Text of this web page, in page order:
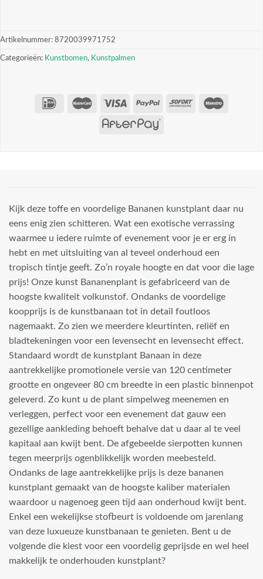
Artikelnummer: 8720039971752
Categorieën: Kunstbomen, Kunstpalmen
Kijk deze toffe en voordelige Bananen kunstplant daar nu
eens enig zien schitteren. Wat een exotische verrassing
waarmee u iedere ruimte of evenement voor je er erg in
hebt en met uitsluiting van al teveel onderhoud een
tropisch tintje geeft. Zo’n royale hoogte en dat voor die lage
prijs! Onze kunst Bananenplant is gefabriceerd van de
hoogste kwaliteit volkunstof. Ondanks de voordelige
koopprijs is de kunstbanaan tot in detail foutloos
nagemaakt. Zo zien we meerdere kleurtinten, reliëf en
bladtekeningen voor een levensecht en levensecht effect.
Standaard wordt de kunstplant Banaan in deze
aantrekkelijke promotionele versie van 120 centimeter
grootte en ongeveer 80 cm breedte in een plastic binnenpot
geleverd. Zo kunt u de plant simpelweg meenemen en
verleggen, perfect voor een evenement dat gauw een
gezellige aankleding behoeft behalve dat u daar al te veel
kapitaal aan kwijt bent. De afgebeelde sierpotten kunnen
tegen meerprijs ogenblikkelijk worden meebesteld.
Ondanks de lage aantrekkelijke prijs is deze bananen
kunstplant gemaakt van de hoogste kaliber materialen
waardoor u nagenoeg geen tijd aan onderhoud kwijt bent.
Enkel een wekelijkse stofbeurt is voldoende om jarenlang
van deze luxueuze kunstbanaan te genieten. Bent u de
volgende die kiest voor een voordelig geprijsde en wel heel
makkelijk te onderhouden kunstplant?